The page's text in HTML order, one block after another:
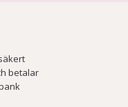
betalar